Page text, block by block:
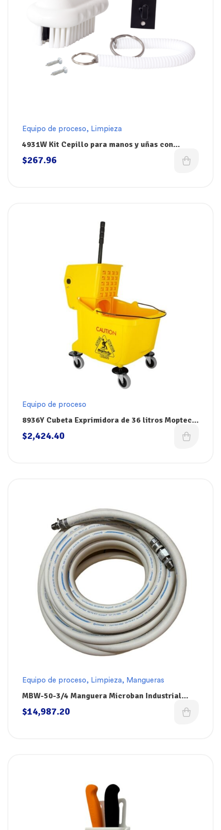
Equipo de proceso, Limpieza
4931W Kit Cepillo para manos y uñas con
cordón y gancho, blanco Brushtech El Castor
$267.96
Equipo de proceso
8936Y Cubeta Exprimidora de 36 litros Moptech
El Castor
$2,424.40
Equipo de proceso, Limpieza, Mangueras
MBW-50-3/4 Manguera Microban Industrial
Blanca de 50′(15m) EPDM 300 PSI con
Conectores de Acero Inoxidable de 1/2″
$14,987.20